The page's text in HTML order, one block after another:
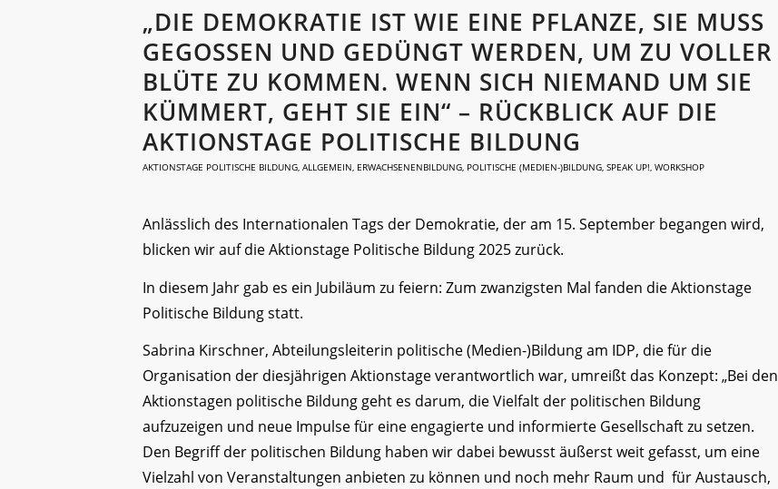
„DIE DEMOKRATIE IST WIE EINE PFLANZE, SIE MUSS
GEGOSSEN UND GEDÜNGT WERDEN, UM ZU VOLLER
BLÜTE ZU KOMMEN. WENN SICH NIEMAND UM SIE
KÜMMERT, GEHT SIE EIN“ – RÜCKBLICK AUF DIE
AKTIONSTAGE POLITISCHE BILDUNG
AKTIONSTAGE POLITISCHE BILDUNG ALLGEMEIN ERWACHSENENBILDUNG POLITISCHE (MEDIEN-)BILDUNG SPEAK UP! WORKSHOP
Anlässlich des Internationalen Tags der Demokratie, der am 15. September begangen wird,
blicken wir auf die Aktionstage Politische Bildung 2025 zurück.
In diesem Jahr gab es ein Jubiläum zu feiern: Zum zwanzigsten Mal fanden die Aktionstage
Politische Bildung statt.
Sabrina Kirschner, Abteilungsleiterin politische (Medien-)Bildung am IDP, die für die
Organisation der diesjährigen Aktionstage verantwortlich war, umreißt das Konzept: „Bei den
Aktionstagen politische Bildung geht es darum, die Vielfalt der politischen Bildung
aufzuzeigen und neue Impulse für eine engagierte und informierte Gesellschaft zu setzen.
Den Begriff der politischen Bildung haben wir dabei bewusst äußerst weit gefasst, um eine
Vielzahl von Veranstaltungen anbieten zu können und noch mehr Raum und für Austausch,